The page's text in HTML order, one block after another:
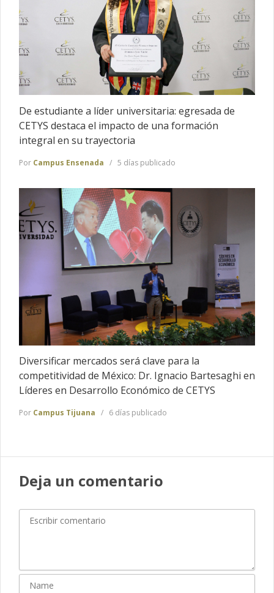
De estudiante a líder universitaria: egresada de
CETYS destaca el impacto de una formación
integral en su trayectoria
Por Campus Ensenada 5 días publicado
Diversificar mercados será clave para la
competitividad de México: Dr. Ignacio Bartesaghi en
Líderes en Desarrollo Económico de CETYS
Por Campus Tijuana 6 días publicado
Deja un comentario